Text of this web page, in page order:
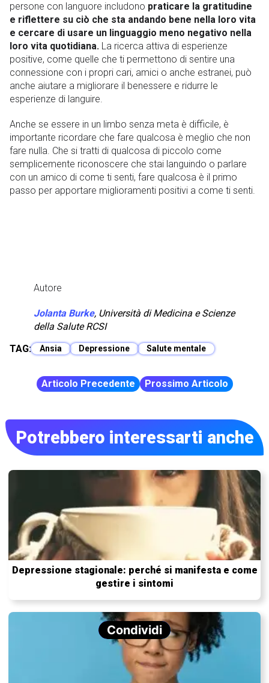
persone con languore includono praticare la gratitudine
e riflettere su ciò che sta andando bene nella loro vita
e cercare di usare un linguaggio meno negativo nella
loro vita quotidiana. La ricerca attiva di esperienze
positive, come quelle che ti permettono di sentire una
connessione con i propri cari, amici o anche estranei, può
anche aiutare a migliorare il benessere e ridurre le
esperienze di languire.
Anche se essere in un limbo senza meta è difficile, è
importante ricordare che fare qualcosa è meglio che non
fare nulla. Che si tratti di qualcosa di piccolo come
semplicemente riconoscere che stai languindo o parlare
con un amico di come ti senti, fare qualcosa è il primo
passo per apportare miglioramenti positivi a come ti senti.
Autore
Jolanta Burke, Università di Medicina e Scienze
della Salute RCSI
TAG:
Ansia Depressione Salute mentale
Articolo Precedente Prossimo Articolo
Potrebbero interessarti anche
Depressione stagionale: perché si manifesta e come
gestire i sintomi
Condividi